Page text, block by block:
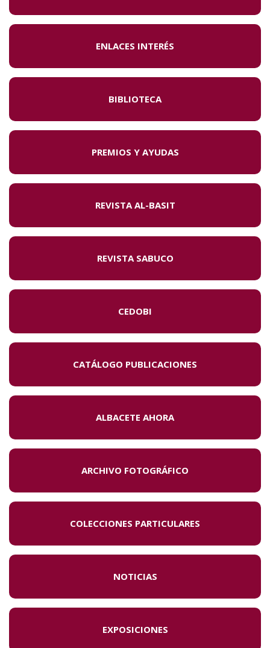
ENLACES INTERÉS
BIBLIOTECA
PREMIOS Y AYUDAS
REVISTA AL-BASIT
REVISTA SABUCO
CEDOBI
CATÁLOGO PUBLICACIONES
ALBACETE AHORA
ARCHIVO FOTOGRÁFICO
COLECCIONES PARTICULARES
NOTICIAS
EXPOSICIONES